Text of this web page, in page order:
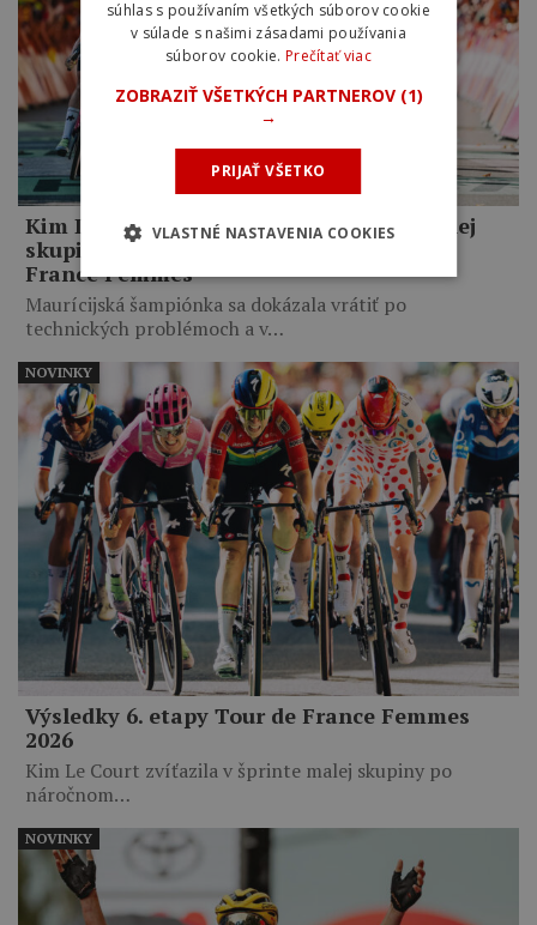
Kim Le Court-Pienaar ovládla šprint malej
skupiny a vyhrala šiestu etapu Tour de
France Femmes
Maurícijská šampiónka sa dokázala vrátiť po
technických problémoch a v…
Výsledky 6. etapy Tour de France Femmes
2026
Kim Le Court zvíťazila v šprinte malej skupiny po
náročnom…
NOVINKY
NOVINKY
súhlas s používaním všetkých súborov cookie
v súlade s našimi zásadami používania
súborov cookie. Prečítať viac
ZOBRAZIŤ VŠETKÝCH PARTNEROV (1)
→
PRIJAŤ VŠETKO
VLASTNÉ NASTAVENIA COOKIES